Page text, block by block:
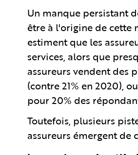
Un manque persistant
être à l'origine de cette
estiment que les
services, alors que
assureurs vendent des
(contre 21% en 2020),
pour 20% des
Toutefois, plusieurs
assureurs émergent de